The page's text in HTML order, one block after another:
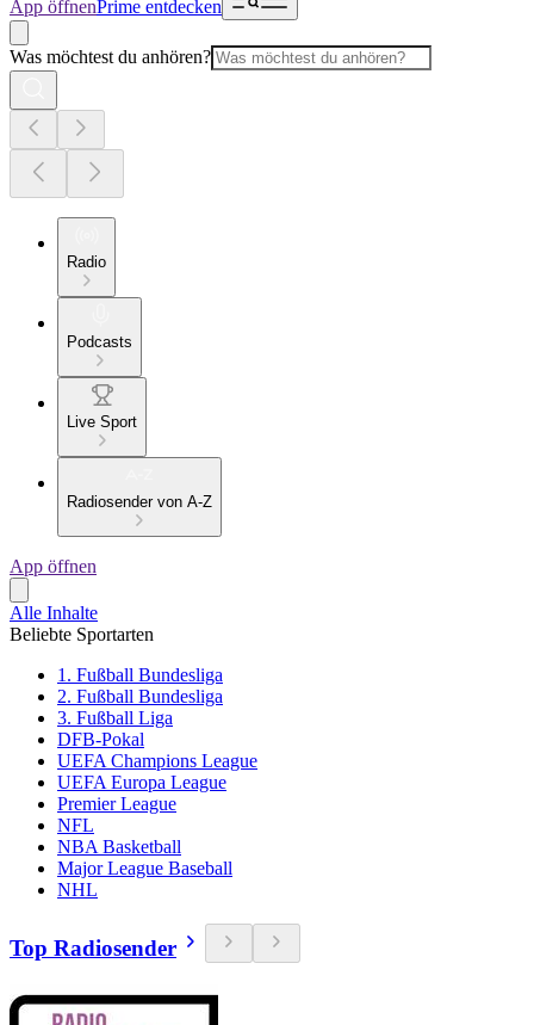
App öffnenPrime entdecken
Was möchtest du anhören?
Radio
Podcasts
Live Sport
Radiosender von A-Z
App öffnen
Alle Inhalte
Beliebte Sportarten
1. Fußball Bundesliga
2. Fußball Bundesliga
3. Fußball Liga
DFB-Pokal
UEFA Champions League
UEFA Europa League
Premier League
NFL
NBA Basketball
Major League Baseball
NHL
Top Radiosender